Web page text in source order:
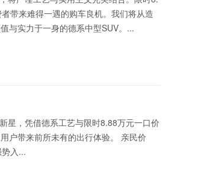
带来难得一遇的购车良机。我们将从造
与实力于一身的德系中型SUV。...
星，凭借德系工艺与限时8.88万元一口价
户带来前所未有的出行体验。 亲民价
入...